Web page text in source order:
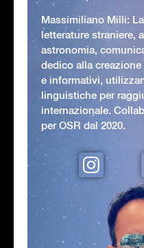
Massimiliano Milli:
letterature straniere,
astronomia,
dedico alla
e informativi,
linguistiche per
internazionale.
per OSR dal 2020.